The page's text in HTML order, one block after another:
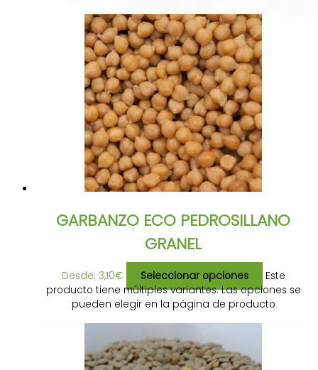
GARBANZO ECO PEDROSILLANO
GRANEL
Desde: 3,10€ Seleccionar opciones
Este
producto tiene múltiples variantes. Las opciones se
pueden elegir en la página de producto